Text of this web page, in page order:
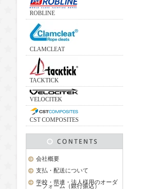
ROBLINE
CLAMCLEAT
TACKTICK
VELOCITEK
CST COMPOSITES
会社概要
支払・配送について
学校・県連・法人様用のオーダ
ーフォーム（銀行振込）